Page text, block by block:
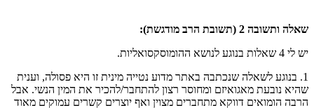
שאלה ותשובה 2 (תשובת הרב מודגשת):
יש לי 4 שאלות בנוגע לנושא ההומוסקסואליות.
1. בנוגע לשאלה שנכתבה באתר מדוע נטייה מינית זו היא פסולה, וענית
שהיא נובעת מאגואיזם ומחוסר רצון להתחבר/להכיר את המין הנשי. אבל
הרבה הומואים דווקא מתחברים מצוין ואף יוצרים קשרים עמוקים מאוד